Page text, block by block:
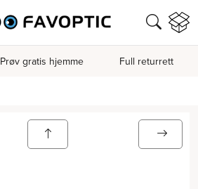
Prøv gratis hjemme Full returrett